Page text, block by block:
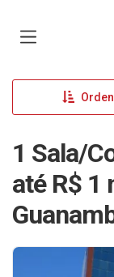
1 Sala/
até R$ 1